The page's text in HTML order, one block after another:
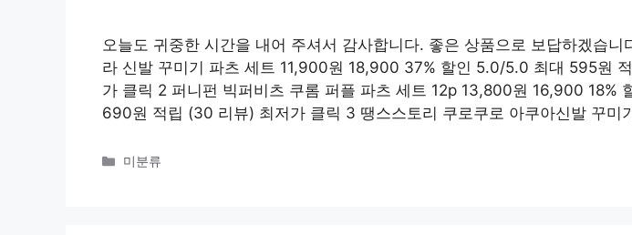
오늘도 귀중한 시간을 내어 주셔서 감사합니다. 좋은 상품으로 보답하겠습니
라 신발 꾸미기 파츠 세트 11,900원 18,900 37% 할인 5.0/5.0 최대 595원
가 클릭 2 퍼니펀 빅퍼비츠 쿠롬 퍼플 파츠 세트 12p 13,800원 16,900 18%
690원 적립 (30 리뷰) 최저가 클릭 3 땡스스토리 쿠로쿠로 아쿠아신발 꾸미
카
미분류